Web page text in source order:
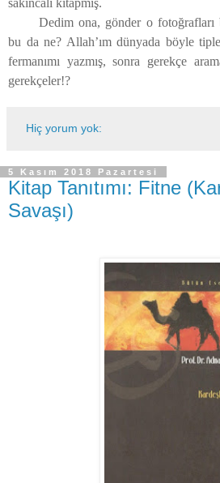
sakıncalı kitapmış.
Dedim ona, gönder o
bu da ne? Allah’ım dünyada böyle
fermanımı yazmış, sonra gerekçe
gerekçeler!?
Hiç yorum yok:
5 Kasım 2018 Pazartesi
Kitap Tanıtımı: Fitne
Savaşı)